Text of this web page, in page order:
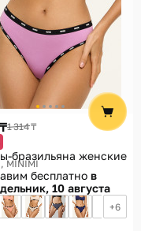
1 314 ₸
бразильяна женские
MINIMI
бесплатно в
10 августа
6